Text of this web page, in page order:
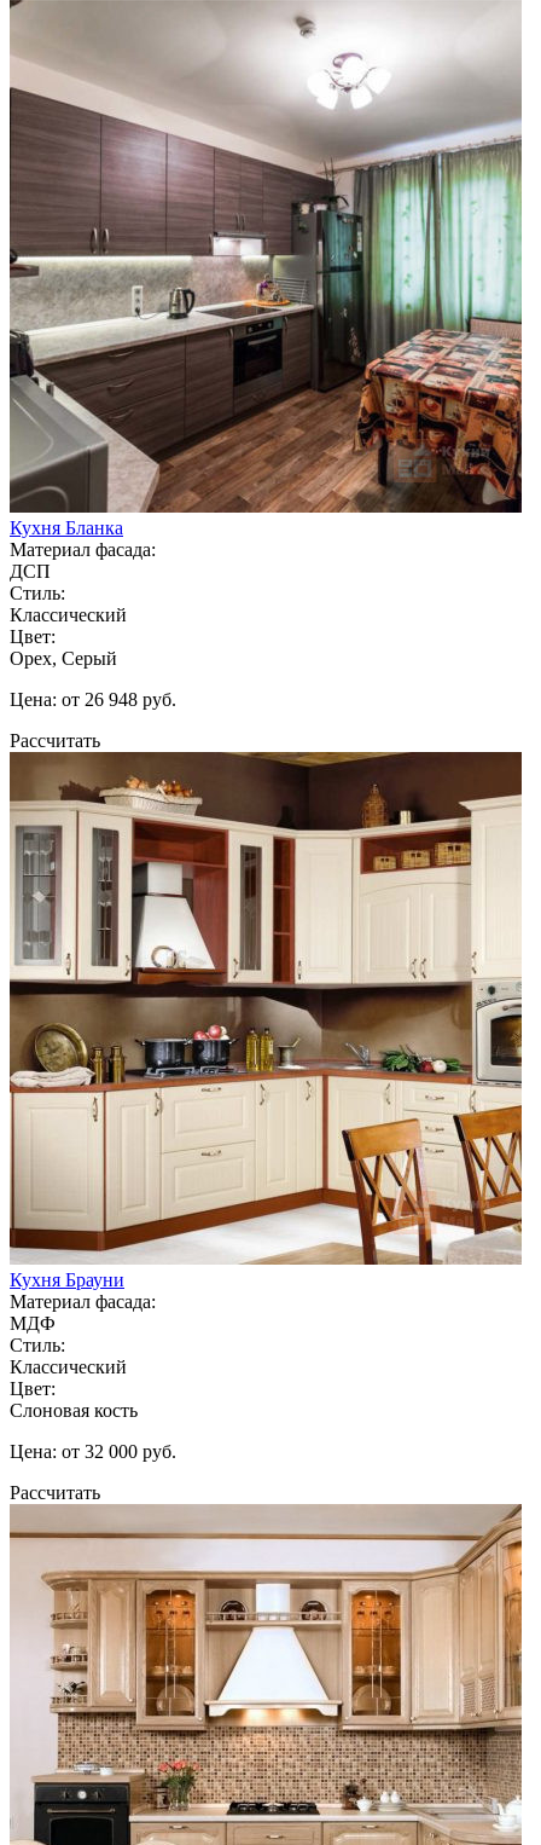
Кухня Бланка
Материал фасада:
ДСП
Стиль:
Классический
Цвет:
Орех, Серый
Цена: от 26 948 руб.
Рассчитать
Кухня Брауни
Материал фасада:
МДФ
Стиль:
Классический
Цвет:
Слоновая кость
Цена: от 32 000 руб.
Рассчитать